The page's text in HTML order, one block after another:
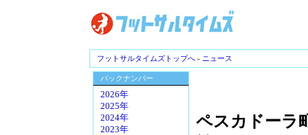
フットサルタイムズトップへ - ニュース
バックナンバー
2026年
2025年
2024年
2023年
ペスカドーラ